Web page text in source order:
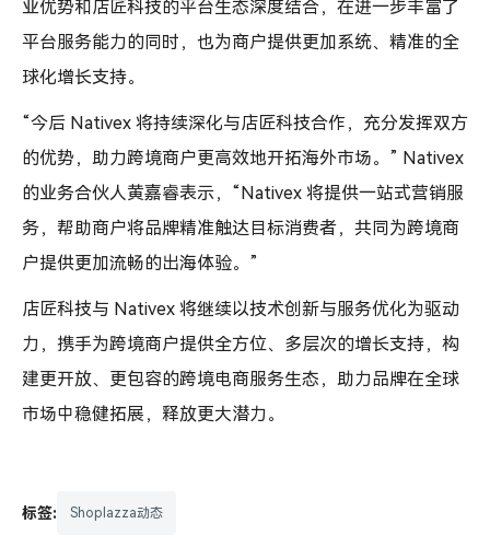
业优势和店匠科技的平台生态深度结合，在进一步丰富了
平台服务能力的同时，也为商户提供更加系统、精准的全
球化增长支持。
“今后 Nativex 将持续深化与店匠科技合作，充分发挥双方
的优势，助力跨境商户更高效地开拓海外市场。” Nativex
的业务合伙人黄嘉睿表示，“Nativex 将提供一站式营销服
务，帮助商户将品牌精准触达目标消费者，共同为跨境商
户提供更加流畅的出海体验。”
店匠科技与 Nativex 将继续以技术创新与服务优化为驱动
力，携手为跨境商户提供全方位、多层次的增长支持，构
建更开放、更包容的跨境电商服务生态，助力品牌在全球
市场中稳健拓展，释放更大潜力。
标签: Shoplazza动态